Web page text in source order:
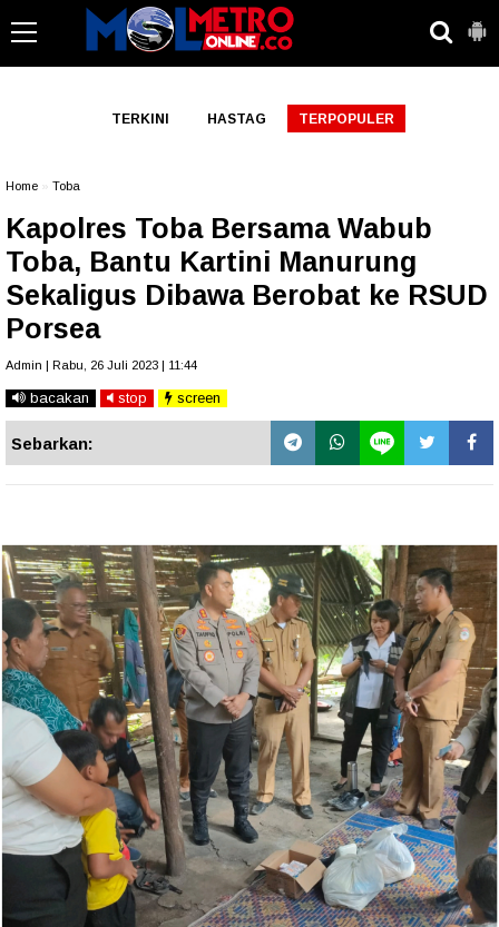
TERKINI HASTAG TERPOPULER
Home Toba
Kapolres Toba Bersama Wabub
Toba, Bantu Kartini Manurung
Sekaligus Dibawa Berobat ke RSUD
Porsea
Admin | Rabu, 26 Juli 2023 | 11:44
bacakan stop screen
Sebarkan: